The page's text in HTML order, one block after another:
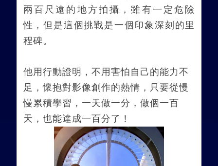
兩百尺遠的地方拍攝，雖有一定危險
性，但是這個挑戰是一個印象深刻的里
程碑。
他用行動證明，不用害怕自己的能力不
足，懷抱對影像創作的熱情，只要從慢
慢累積學習，一天做一分，做個一百
天，也能達成一百分了！